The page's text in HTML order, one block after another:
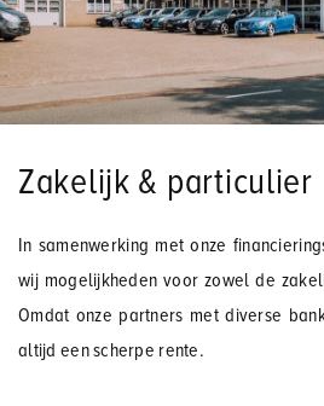
Zakelijk & particulier
In samenwerking met onze
wij mogelijkheden voor zowel de
Omdat onze partners met diverse
altijd een scherpe rente.